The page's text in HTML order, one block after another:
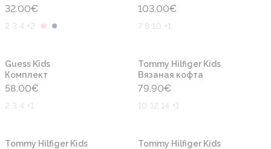
32.00€
2 3 4 +2
103.00€
7 8 10 +1
Guess Kids
Комплект
58.00€
2 3 4 +1
Tommy Hilfiger Kids
Вязаная кофта
79.90€
10 12 14 +1
Tommy Hilfiger Kids
Tommy Hilfiger Kids